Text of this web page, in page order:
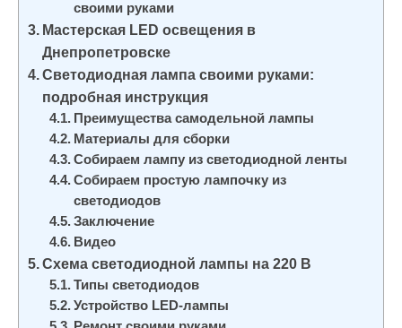
своими руками
Мастерская LED освещения в
Днепропетровске
Светодиодная лампа своими руками:
подробная инструкция
Преимущества самодельной лампы
Материалы для сборки
Собираем лампу из светодиодной ленты
Собираем простую лампочку из
светодиодов
Заключение
Видео
Cхема светодиодной лампы на 220 В
Типы светодиодов
Устройство LED-лампы